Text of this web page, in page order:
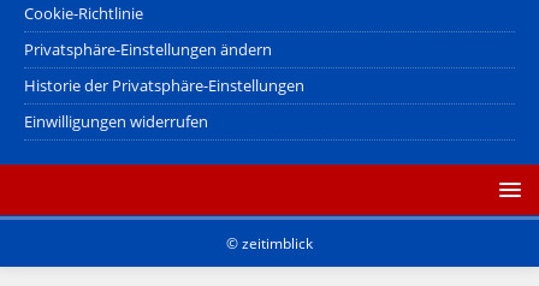
Cookie-Richtlinie
Privatsphäre-Einstellungen ändern
Historie der Privatsphäre-Einstellungen
Einwilligungen widerrufen
© zeitimblick